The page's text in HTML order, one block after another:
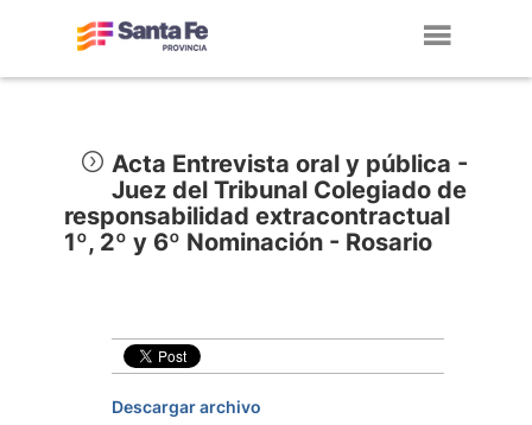
Acta Entrevista oral y pública -
Juez del Tribunal Colegiado de
responsabilidad extracontractual
1º, 2º y 6º Nominación - Rosario
Descargar archivo